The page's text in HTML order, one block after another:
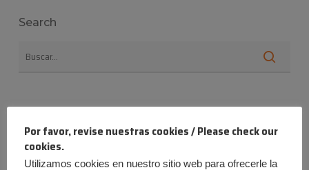
Search
Por favor, revise nuestras cookies / Please check our
cookies.
Utilizamos cookies en nuestro sitio web para ofrecerle la